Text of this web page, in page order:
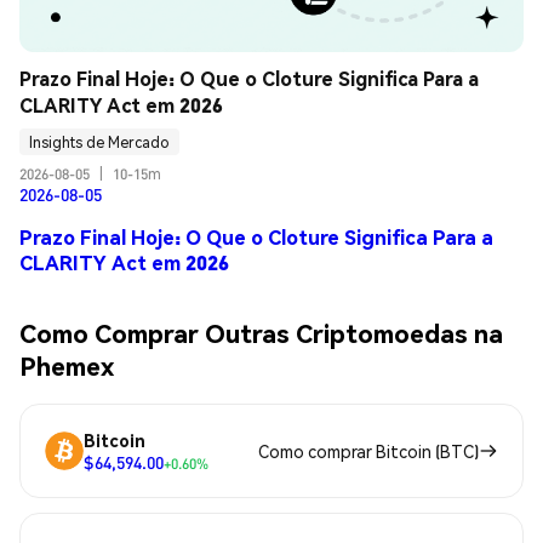
Prazo Final Hoje: O Que o Cloture Significa Para a
CLARITY Act em 2026
Insights de Mercado
2026-08-05
10-15m
2026-08-05
Prazo Final Hoje: O Que o Cloture Significa Para a
CLARITY Act em 2026
Como Comprar Outras Criptomoedas na
Phemex
Bitcoin
$64,594.00+0.60%
Como comprar Bitcoin (BTC)